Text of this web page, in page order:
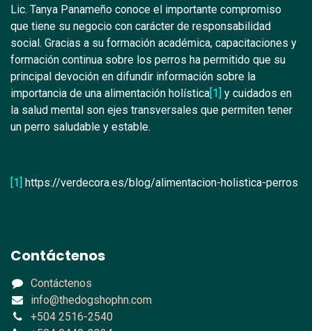
Lic. Tanya Panameño conoce el importante compromiso
que tiene su negocio con carácter de responsabilidad
social. Gracias a su formación académica, capacitaciones y
formación continua sobre los perros ha permitido que su
principal devoción en difundir información sobre la
importancia de una alimentación holística[1] y cuidados en
la salud mental son ejes transversales que permiten tener
un perro saludable y estable.
[1] https://verdecora.es/blog/alimentacion-holistica-perros
Contáctenos
Contáctenos
info@thedogshophn.com
+504 2516-2540